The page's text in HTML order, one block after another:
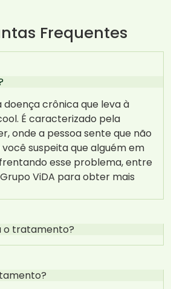
Frequentes
doença crônica que leva à
É caracterizado pela
onde a pessoa sente que não
suspeita que alguém em
esse problema, entre
ViDA para obter mais
o tratamento?